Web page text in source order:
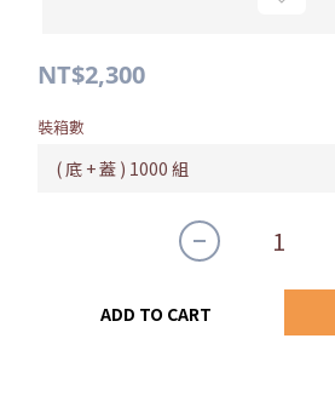
NT$2,300
裝箱數
ADD TO CART